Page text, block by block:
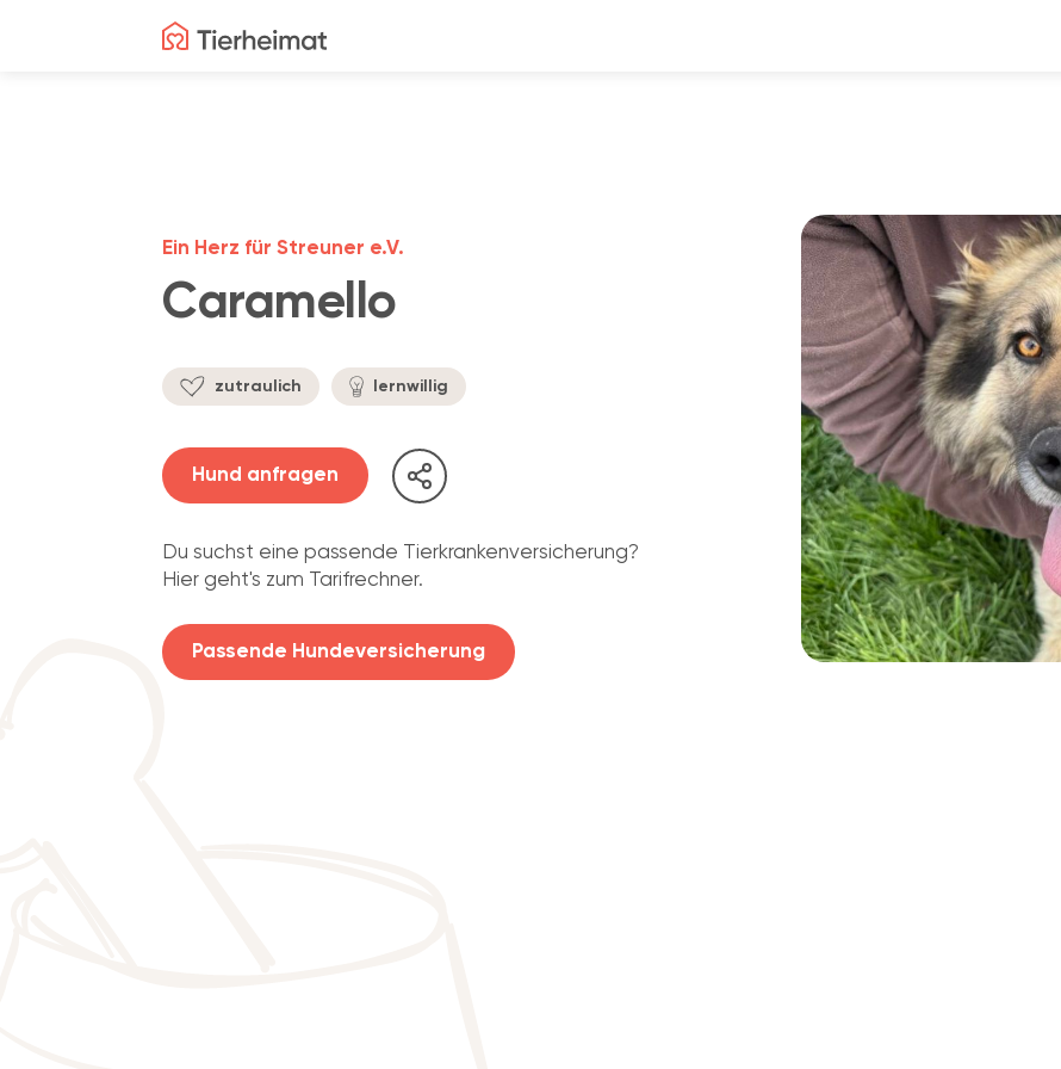
Caramello
Ein Herz für Streuner e.V.
zutraulich lernwillig
Hund anfragen
Du suchst eine passende Tierkrankenversicherung?
Hier geht's zum Tarifrechner.
Passende Hundeversicherung